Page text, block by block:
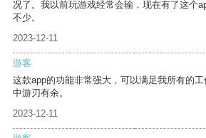
况了。我以前玩游戏经常会输，现在有了这个
不少。
2023-12-11
游客
这款app的功能非常强大，可以满足我所有的
中游刃有余。
2023-12-11